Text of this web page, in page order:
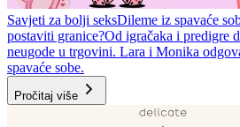
Savjeti za bolji seksDileme iz spavaće
postaviti granice?Od igračaka i predigre
neugode u trgovini. Lara i Monika
spavaće sobe.
Pročitaj više